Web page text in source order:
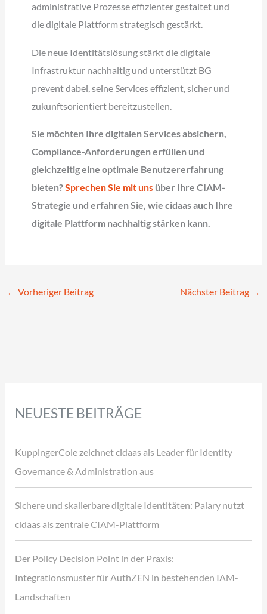
administrative Prozesse effizienter gestaltet und
die digitale Plattform strategisch gestärkt.
Die neue Identitätslösung stärkt die digitale
Infrastruktur nachhaltig und unterstützt BG
prevent dabei, seine Services effizient, sicher und
zukunftsorientiert bereitzustellen.
Sie möchten Ihre digitalen Services absichern,
Compliance-Anforderungen erfüllen und
gleichzeitig eine optimale Benutzererfahrung
bieten?Sprechen Sie mit unsüber Ihre CIAM-
Strategie und erfahren Sie, wie cidaas auch Ihre
digitale Plattform nachhaltig stärken kann.
← Vorheriger Beitrag Nächster Beitrag →
NEUESTE BEITRÄGE
KuppingerCole zeichnet cidaas als Leader für Identity
Governance & Administration aus
Sichere und skalierbare digitale Identitäten: Palary nutzt
cidaas als zentrale CIAM-Plattform
Der Policy Decision Point in der Praxis:
Integrationsmuster für AuthZEN in bestehenden IAM-
Landschaften